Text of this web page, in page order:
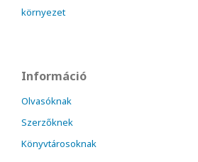
környezet
Információ
Olvasóknak
Szerzőknek
Könyvtárosoknak